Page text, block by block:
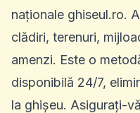
naționale ghiseul.ro.
clădiri, terenuri,
amenzi. Este o
disponibilă 24/7,
la ghișeu. Asigurați-